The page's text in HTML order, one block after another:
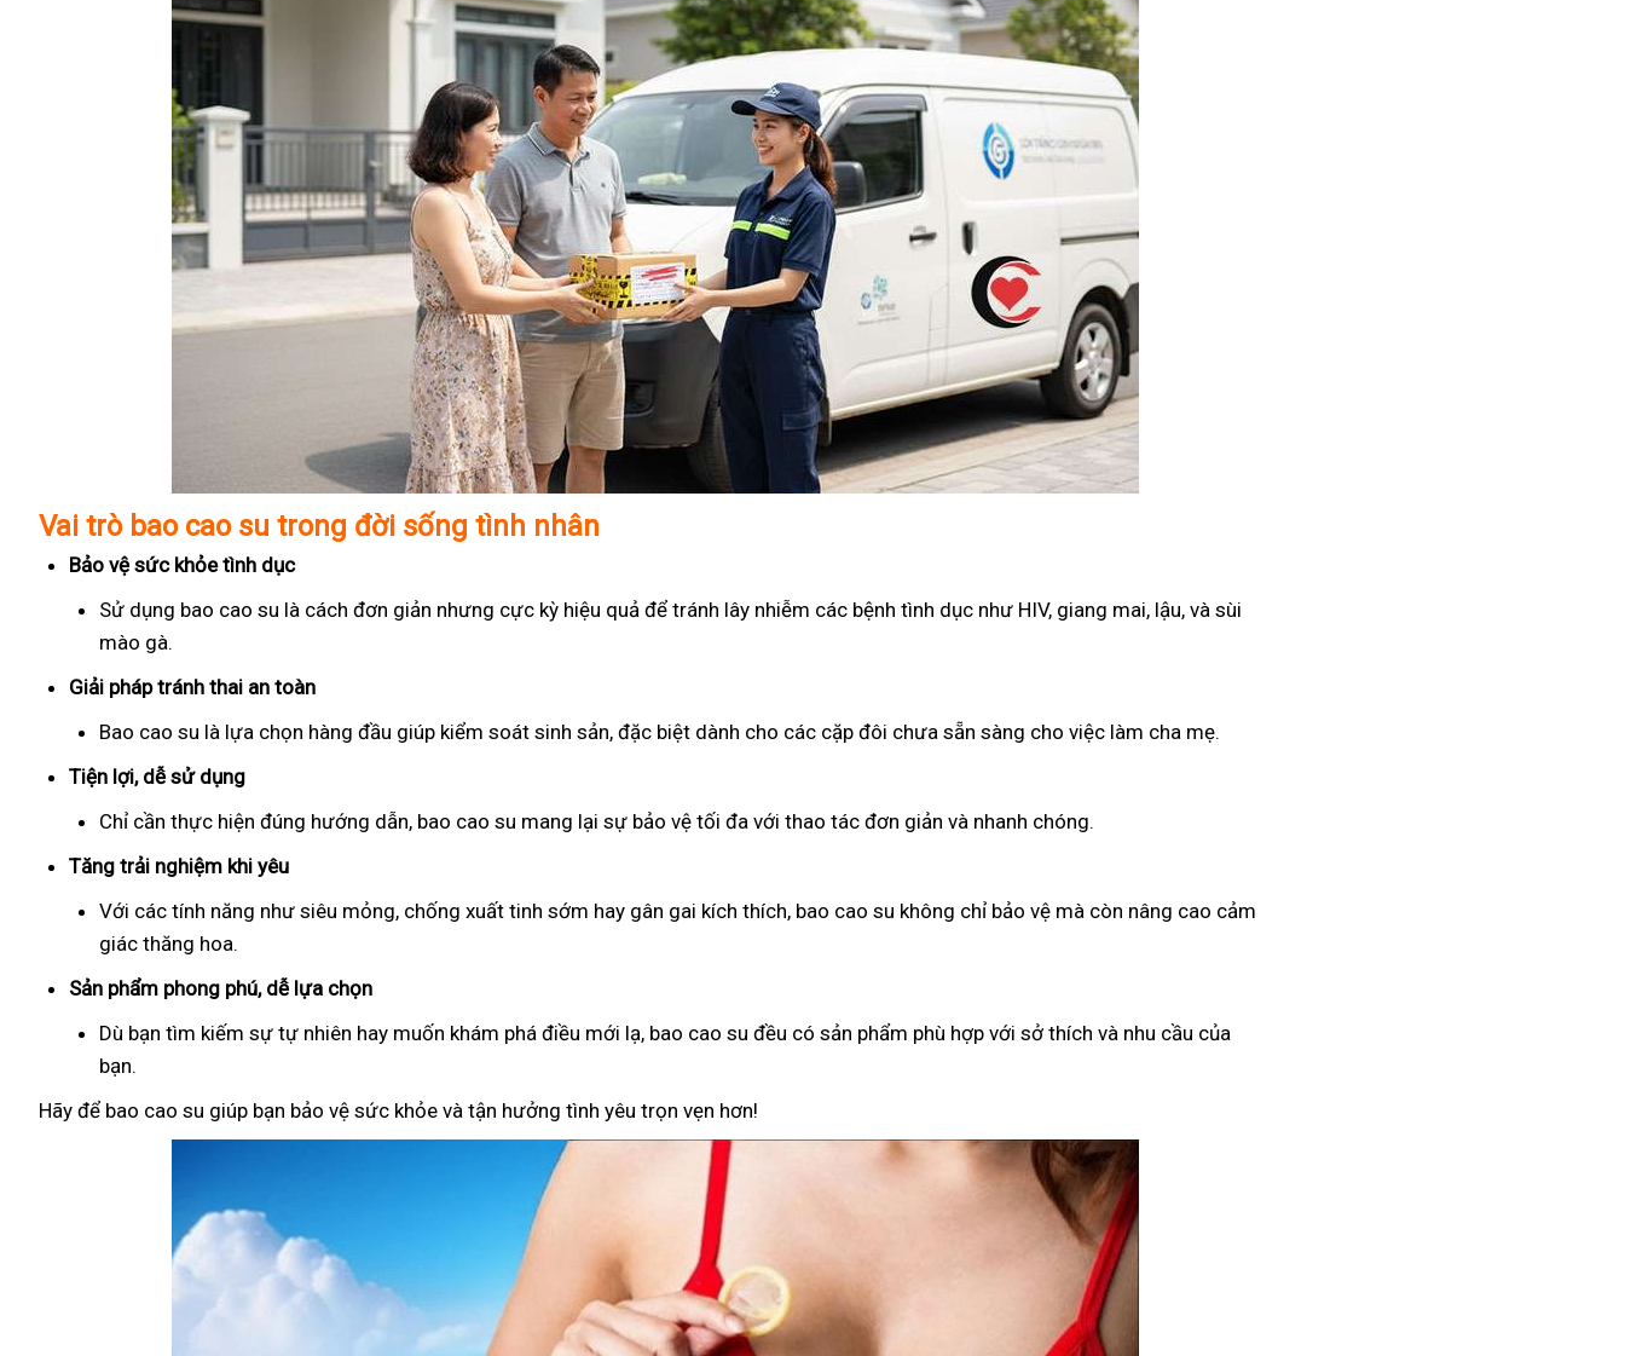
Vai trò bao cao su trong đời sống tình nhân
Bảo vệ sức khỏe tình dục
Sử dụng bao cao su là cách đơn giản nhưng cực kỳ hiệu quả để tránh lây nhiễm các bệnh tình dục như HIV, giang mai, lậu, và sùi
mào gà.
Giải pháp tránh thai an toàn
Bao cao su là lựa chọn hàng đầu giúp kiểm soát sinh sản, đặc biệt dành cho các cặp đôi chưa sẵn sàng cho việc làm cha mẹ.
Tiện lợi, dễ sử dụng
Chỉ cần thực hiện đúng hướng dẫn, bao cao su mang lại sự bảo vệ tối đa với thao tác đơn giản và nhanh chóng.
Tăng trải nghiệm khi yêu
Với các tính năng như siêu mỏng, chống xuất tinh sớm hay gân gai kích thích, bao cao su không chỉ bảo vệ mà còn nâng cao cảm
giác thăng hoa.
Sản phẩm phong phú, dễ lựa chọn
Dù bạn tìm kiếm sự tự nhiên hay muốn khám phá điều mới lạ, bao cao su đều có sản phẩm phù hợp với sở thích và nhu cầu của
bạn.
Hãy để bao cao su giúp bạn bảo vệ sức khỏe và tận hưởng tình yêu trọn vẹn hơn!